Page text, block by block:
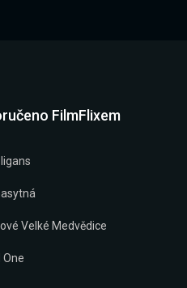
FilmFlixem
Velké Medvědice
One